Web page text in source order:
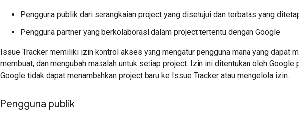
Pengguna publik dari serangkaian project yang disetujui dan terbatas yang
Pengguna partner yang berkolaborasi dalam project tertentu dengan Google
Issue Tracker memiliki izin kontrol akses yang mengatur pengguna mana yang dapat
membuat, dan mengubah masalah untuk setiap project. Izin ini ditentukan oleh Google
Google tidak dapat menambahkan project baru ke Issue Tracker atau mengelola izin.
Pengguna publik